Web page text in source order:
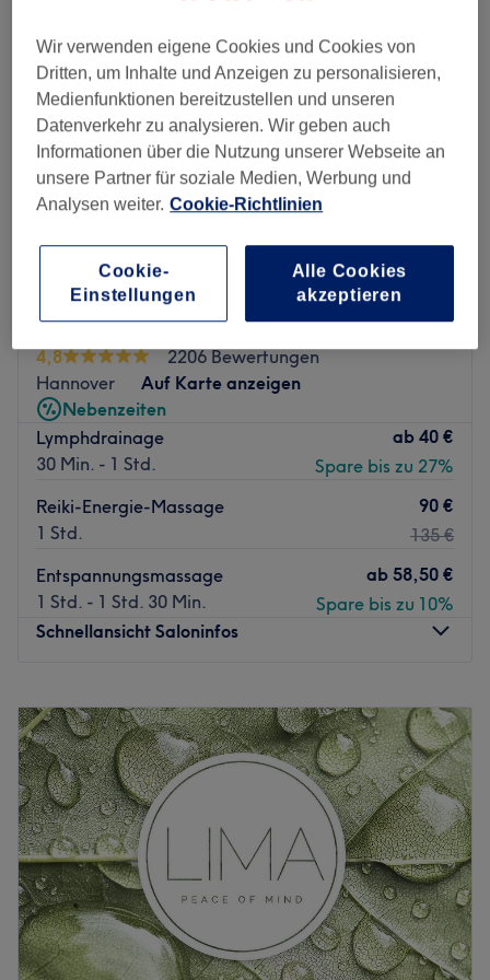
Lagom Kosmetikstudio
4,8
2206 Bewertungen
Hannover
Auf Karte anzeigen
Nebenzeiten
Lymphdrainage
30 Min. - 1 Std.
ab 40 €
Spare bis zu 27%
Reiki-Energie-Massage
1 Std.
90 €
135 €
Entspannungsmassage
1 Std. - 1 Std. 30 Min.
ab 58,50 €
Spare bis zu 10%
Schnellansicht Saloninfos
Dienstag
10:00–20:00
Mittwoch
10:00–20:00
Donnerstag
10:00–20:00
Freitag
10:00–20:00
Samstag
10:00–20:00
Sonntag
10:00–18:00
Lagom Kosmetikstudio verkörpert das schwedische
Konzept "Lagom", das das harmonische Gleichgewicht
zwischen äußerer Schönheit und innerem Wohlbefinden
Wir verwenden eigene Cookies und Cookies von
Dritten, um Inhalte und Anzeigen zu personalisieren,
Medienfunktionen bereitzustellen und unseren
Datenverkehr zu analysieren. Wir geben auch
Informationen über die Nutzung unserer Webseite an
unsere Partner für soziale Medien, Werbung und
Analysen weiter. Cookie-Richtlinien
Cookie-
Einstellungen
Alle Cookies
akzeptieren